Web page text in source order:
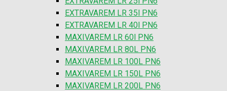
EXTRAVAREM LR 35l PN6
EXTRAVAREM LR 40l PN6
MAXIVAREM LR 60l PN6
MAXIVAREM LR 80L PN6
MAXIVAREM LR 100L PN6
MAXIVAREM LR 150L PN6
MAXIVAREM LR 200L PN6